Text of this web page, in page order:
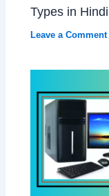
Types in Hindi
Leave a Comment